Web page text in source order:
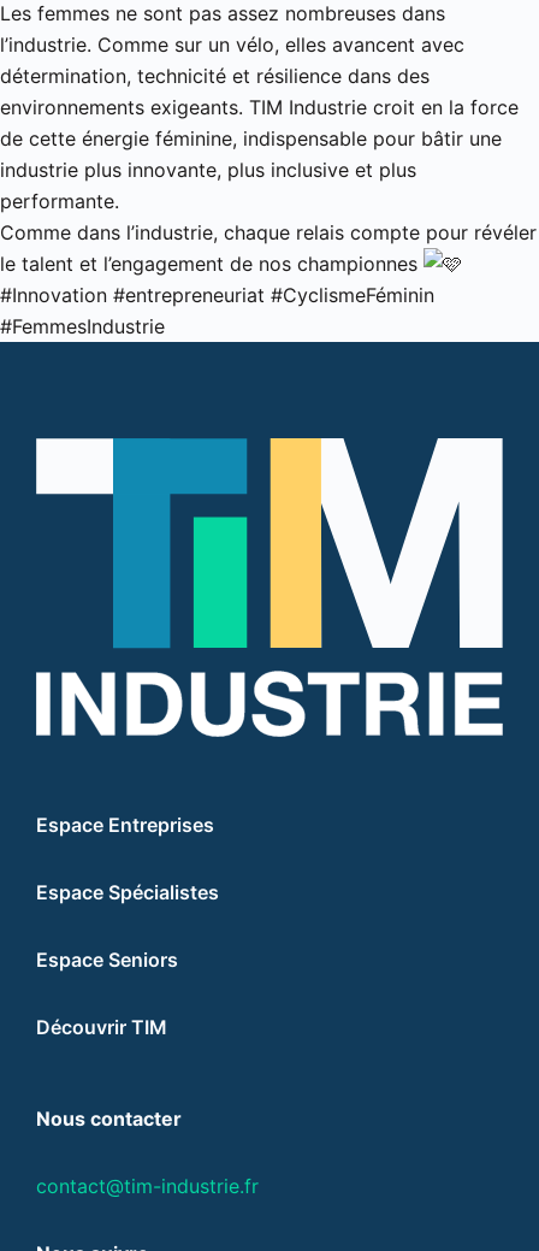
Les femmes ne sont pas assez nombreuses dans
l’industrie. Comme sur un vélo, elles avancent avec
détermination, technicité et résilience dans des
environnements exigeants. TIM Industrie croit en la force
de cette énergie féminine, indispensable pour bâtir une
industrie plus innovante, plus inclusive et plus
performante.
Comme dans l’industrie, chaque relais compte pour révéler
le talent et l’engagement de nos championnes
#Innovation #entrepreneuriat #CyclismeFéminin
#FemmesIndustrie
Espace Entreprises
Espace Spécialistes
Espace Seniors
Découvrir TIM
Nous contacter
contact@tim-industrie.fr